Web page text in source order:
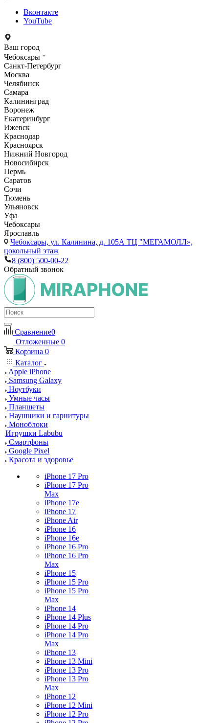
Вконтакте
YouTube
Ваш город
Чебоксары
Санкт-Петербург
Москва
Челябинск
Самара
Калининград
Воронеж
Екатеринбург
Ижевск
Краснодар
Красноярск
Нижний Новгород
Новосибирск
Пермь
Саратов
Сочи
Тюмень
Ульяновск
Уфа
Чебоксары
Ярославль
Чебоксары, ул. Калинина, д. 105А ТЦ "МЕГАМОЛЛ»,
цокольный этаж
8 (800) 500-00-22
Обратный звонок
Сравнение0
Отложенные 0
Корзина 0
Каталог
Apple iPhone
Samsung Galaxy
Ноутбуки
Умные часы
Планшеты
Наушники и гарнитуры
Моноблоки
Игрушки Labubu
Смартфоны
Google Pixel
Красота и здоровье
iPhone 17 Pro
iPhone 17 Pro
Max
iPhone 17e
iPhone 17
iPhone Air
iPhone 16
iPhone 16e
iPhone 16 Pro
iPhone 16 Pro
Max
iPhone 15
iPhone 15 Pro
iPhone 15 Pro
Max
iPhone 14
iPhone 14 Plus
iPhone 14 Pro
iPhone 14 Pro
Max
iPhone 13
iPhone 13 Mini
iPhone 13 Pro
iPhone 13 Pro
Max
iPhone 12
iPhone 12 Mini
iPhone 12 Pro